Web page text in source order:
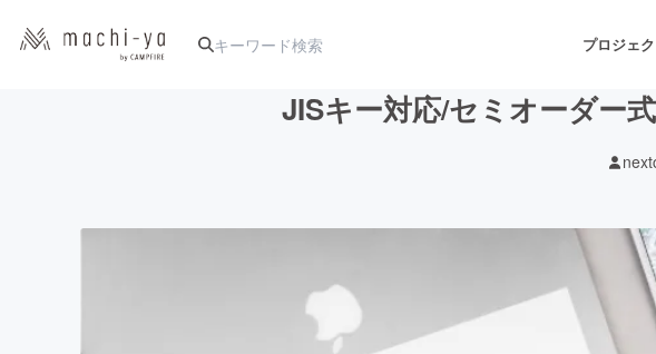
プロジェ
テクノロジー・ガジェット ゲーム・サービス
JISキー対応/セミオーダー